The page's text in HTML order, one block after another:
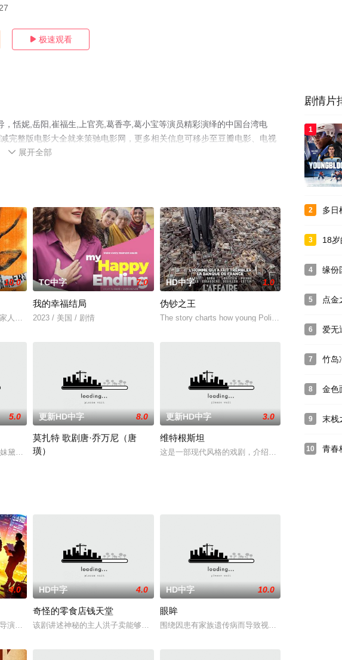
 极速观看
恬妮,岳阳,崔福生,上官亮,葛香亭,葛小宝等演员精彩演绎的中国台湾电
完整版电影大全就来策驰电影网，更多相关信息可移步至豆瓣电影、电视
 展开全部
片中，一个可怕的连环杀手在伦敦肆意横行，而才华横
10.0
人证明自己的生存能力和男子气概，决定不负责任地前往树林中独自猎鹿。
TC中字 7.0
我的幸福结局
2023 / 美国 / 剧情
HD中字 1.0
伪钞之王
The story charts how young Polish refugee Jan
她遇到了一位寻求救赎的歹徒。
5.0
黛西和维欧拉在婚礼或教堂献唱为业，两人优美又和谐的歌声深受众人欢迎，家里经济也仰
更新HD中字 8.0
莫扎特 歌剧唐·乔万尼（唐
璜）
更新HD中字 3.0
维特根斯坦
这是一部现代风格的戏剧，介绍了生于维也纳，在
生活的照屋踊，憧憬舞蹈学校的丽莎，开始了舞蹈生涯
4.0
演朱达仁萌生拍一部《河南人在北京》电影的念头，在说服主编姚松、老乡韩战、二房东杨小
HD中字 4.0
奇怪的零食店钱天堂
该剧讲述神秘的主人洪子卖能够实现人们愿望的神秘零食，以及人们来到那里展开一段魔法
HD中字 10.0
眼眸
围绕因患有家族遗传病而导致视力逐渐丧失的摄影
剧情片
1
2 多日
3 18岁
4 缘份
5 点金
6 爱无
7 竹岛
8 金色
9 末栈
10 青春